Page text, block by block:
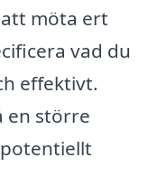
möta ert
vad du
effektivt.
en större